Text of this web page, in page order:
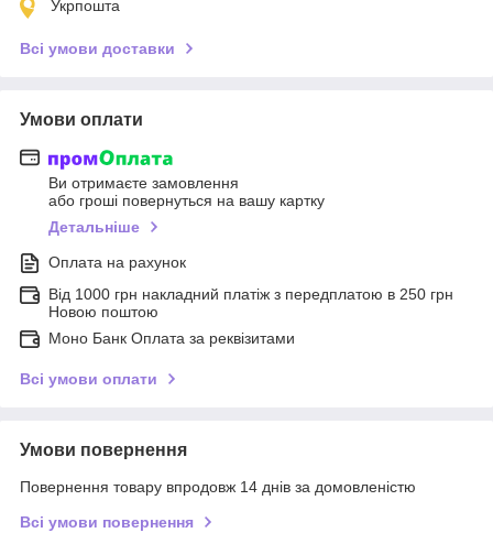
Укрпошта
Всі умови доставки
Умови оплати
Ви отримаєте замовлення
або гроші повернуться на вашу картку
Детальніше
Оплата на рахунок
Від 1000 грн накладний платіж з передплатою в 250 грн
Новою поштою
Моно Банк Оплата за реквізитами
Всі умови оплати
Умови повернення
Повернення товару впродовж 14 днів за домовленістю
Всі умови повернення